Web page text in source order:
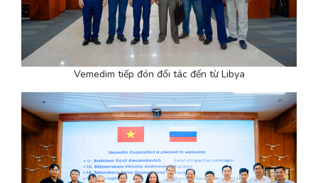
Vemedim tiếp đón đối tác đến từ Libya